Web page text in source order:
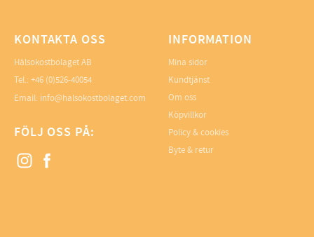
KONTAKTA OSS
Hälsokostbolaget AB
Tel.: +46 (0)526-40054
Email: info@halsokostbolaget.com
FÖLJ OSS PÅ:
INFORMATION
Mina sidor
Kundtjänst
Om oss
Köpvillkor
Policy & cookies
Byte & retur